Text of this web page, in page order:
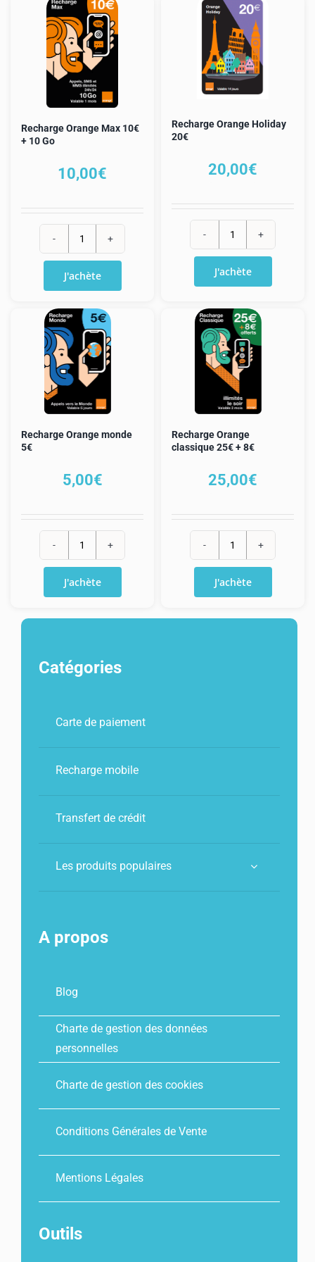
Recharge Orange Max 10€
+ 10 Go
10,00€
Recharge
Orange
Max
10€
+
10
Go
J'achète
Recharge Orange Holiday
20€
20,00€
quantité
Recharge
Holiday
20€
J'achète
Recharge Orange monde
5€
5,00€
Recharge
J'achète
Recharge Orange
classique 25€ + 8€
25,00€
Recharge
J'achète
Catégories
Carte de paiement
Recharge mobile
Transfert de crédit
Les produits populaires
A propos
Blog
Charte de gestion des données
personnelles
Charte de gestion des cookies
Conditions Générales de Vente
Mentions Légales
Outils